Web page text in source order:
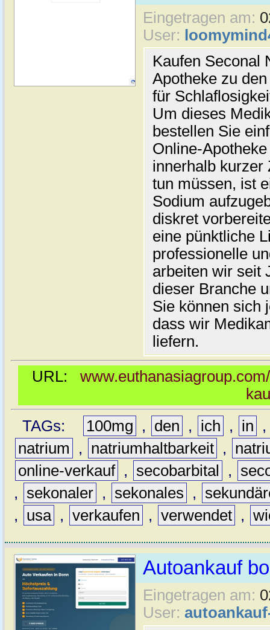
Eingetragen am:
User:
Kaufen Seconal
Apotheke zu
für
Um dieses
bestellen Sie
Online-
innerhalb kurzer
tun müssen, ist
Sodium
diskret
eine pünktliche
professionelle
arbeiten wir seit
dieser Branche
Sie können sich
dass wir
liefern.
URL:
TAGs:
100mg , den , ich , in
natrium
, natriumhaltbarkeit ,
online-verkauf , secobarbital ,
,
sekonaler , sekonales ,
,
usa , verkaufen , verwendet ,
Autoankauf
Eingetragen am:
User: